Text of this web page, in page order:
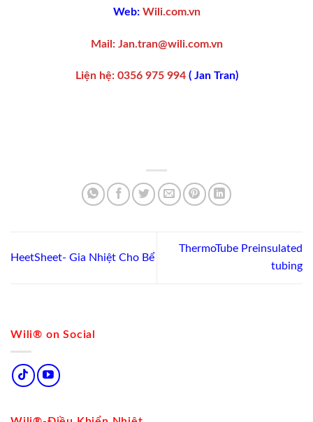
Wili® on Social
Web: Wili.com.vn
Mail:Jan.tran@wili.com.vn
Liện hệ:0356 975 994 ( Jan Tran)
HeetSheet- Gia Nhiệt Cho Bể
ThermoTube Preinsulated
tubing